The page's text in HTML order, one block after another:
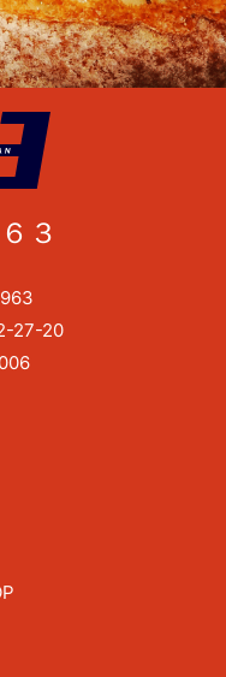
３
27-20